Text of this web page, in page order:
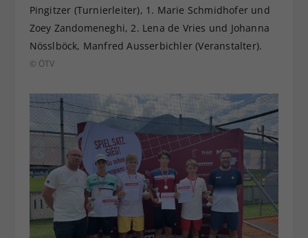
Pingitzer (Turnierleiter), 1. Marie Schmidhofer und
Zoey Zandomeneghi, 2. Lena de Vries und Johanna
Nösslböck, Manfred Ausserbichler (Veranstalter).
© ÖTV